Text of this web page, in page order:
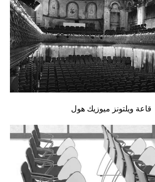
قاعة ويلتونز ميوزيك هول